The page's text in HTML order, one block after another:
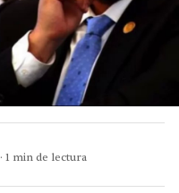
· 1 min de lectura